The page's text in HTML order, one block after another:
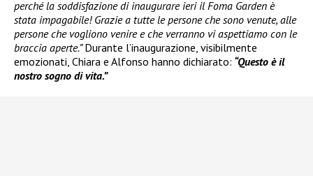
perché la soddisfazione di inaugurare ieri il Foma Garden è
stata impagabile! Grazie a tutte le persone che sono venute, alle
persone che vogliono venire e che verranno vi aspettiamo con le
braccia aperte.”Durante l’inaugurazione, visibilmente
emozionati, Chiara e Alfonso hanno dichiarato: “Questo è il
nostro sogno di vita.”